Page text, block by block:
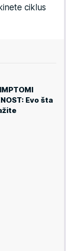
ciklus
Evo šta